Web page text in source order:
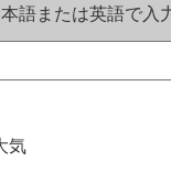
語または英語で入
気